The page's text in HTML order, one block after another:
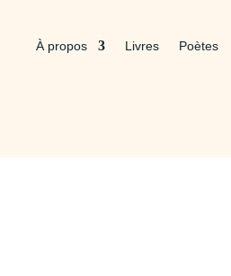
À propos Livres Poètes